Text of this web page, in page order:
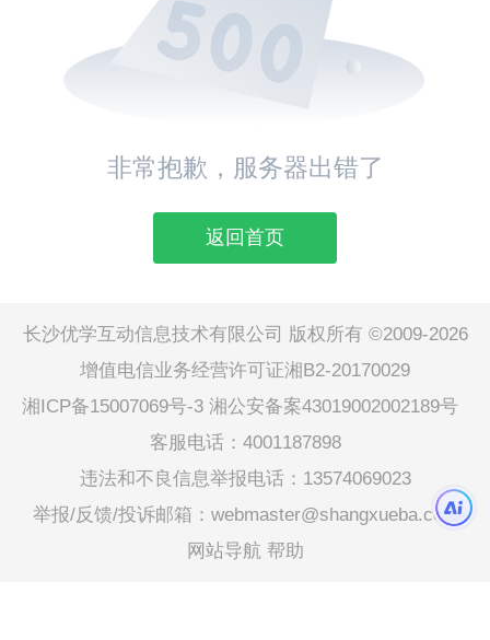
非常抱歉，服务器出错了
返回首页
长沙优学互动信息技术有限公司 版权所有 ©2009-2026
增值电信业务经营许可证湘B2-20170029
湘ICP备15007069号-3 湘公安备案43019002002189号
客服电话：4001187898
违法和不良信息举报电话：13574069023
举报/反馈/投诉邮箱：webmaster@shangxueba.com
网站导航 帮助